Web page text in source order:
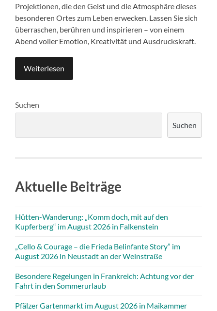
Projektionen, die den Geist und die Atmosphäre dieses
besonderen Ortes zum Leben erwecken. Lassen Sie sich
überraschen, berühren und inspirieren – von einem
Abend voller Emotion, Kreativität und Ausdruckskraft.
Weiterlesen
Suchen
Suchen
Aktuelle Beiträge
Hütten-Wanderung: „Komm doch, mit auf den
Kupferberg“ im August 2026 in Falkenstein
„Cello & Courage – die Frieda Belinfante Story” im
August 2026 in Neustadt an der Weinstraße
Besondere Regelungen in Frankreich: Achtung vor der
Fahrt in den Sommerurlaub
Pfälzer Gartenmarkt im August 2026 in Maikammer